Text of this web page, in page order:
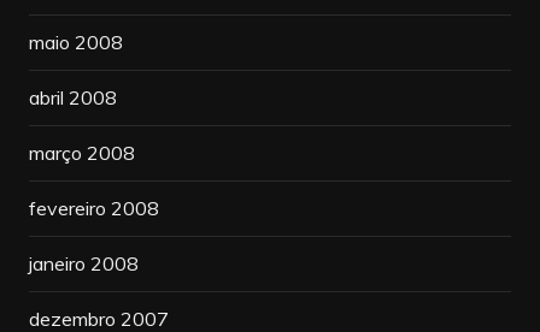
maio 2008
abril 2008
março 2008
fevereiro 2008
janeiro 2008
dezembro 2007